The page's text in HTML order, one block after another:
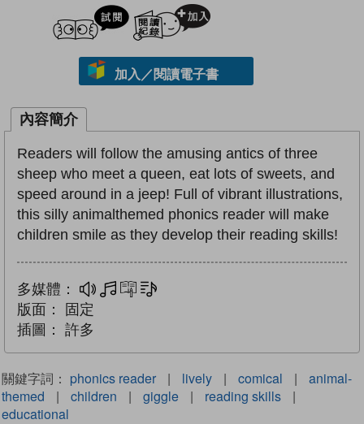
試閲
加入／閱讀電子書
內容簡介
Readers will follow the amusing antics of three
sheep who meet a queen, eat lots of sweets, and
speed around in a jeep! Full of vibrant illustrations,
this silly animalthemed phonics reader will make
children smile as they develop their reading skills!
多媒體： 多媒體互動練習
版面：
固定
插圖：
許多
關鍵字詞： phonics reader | lively | comical |
animal-
themed
| children | giggle | reading skills
|
educational